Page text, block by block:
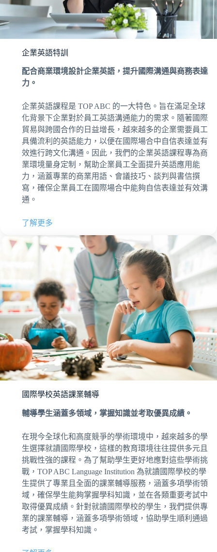
企業英語特訓
配合商業環境設計企業英語，提升國際溝通與商務表達
力。
企業英語課程是 TOP ABC 的一大特色。旨在滿足全球
化背景下企業對於員工英語溝通能力的需求。隨著國際
貿易與跨國合作的日益增長，越來越多的企業需要員工
具備流利的英語能力，以便在國際場合中自信表達並有
效進行跨文化溝通。因此，我們的企業英語課程專為商
業環境量身定制，幫助企業員工全面提升英語應用能
力，涵蓋專業的商業用語、會議技巧、談判與書信撰
寫，確保企業員工在國際場合中能夠自信表達並有效溝
通。
了解更多
國際學校英語課業輔導
輔導學生涵蓋多領域，掌握知識並考取優異成績。
在現今全球化和高度競爭的學術環境中，越來越多的學
生選擇就讀國際學校，這樣的教育環境往往提供多元且
挑戰性強的課程。為了幫助學生更好地應對這些學術挑
戰，TOP ABC Language Institution 為就讀國際學校的學
生提供了專業且全面的課業輔導服務，涵蓋多項學術領
域，確保學生能夠掌握學科知識，並在各類重要考試中
取得優異成績。針對就讀國際學校的學生，我們提供專
業的課業輔導，涵蓋多項學術領域，協助學生順利通過
考試，掌握學科知識。